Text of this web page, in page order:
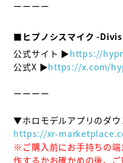
ーーーー
■ヒプノシスマイク -
公式サイト ▶https://
公式X ▶https://x.com/
ーーーー
https://xr-
※ご購入前にお手持ちの
作するかお確かめの後、